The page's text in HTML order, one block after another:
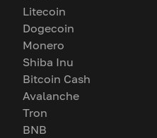
Litecoin
Dogecoin
Monero
Shiba Inu
Bitcoin Cash
Avalanche
Tron
BNB